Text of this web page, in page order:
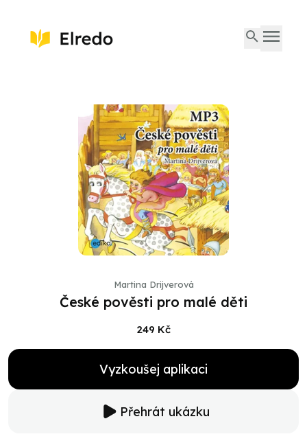
Martina Drijverová
České pověsti pro malé děti
249 Kč
Vyzkoušej aplikaci
Přehrát ukázku